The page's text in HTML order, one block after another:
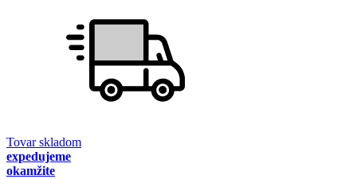
Tovar skladom
expedujeme
okamžite